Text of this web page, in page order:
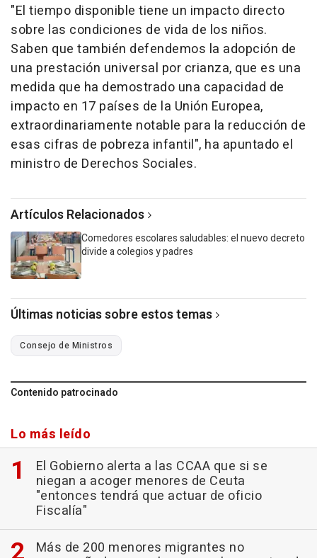
"El tiempo disponible tiene un impacto directo
sobre las condiciones de vida de los niños.
Saben que también defendemos la adopción de
una prestación universal por crianza, que es una
medida que ha demostrado una capacidad de
impacto en 17 países de la Unión Europea,
extraordinariamente notable para la reducción de
esas cifras de pobreza infantil", ha apuntado el
ministro de Derechos Sociales.
Artículos Relacionados
Comedores escolares saludables: el nuevo decreto
divide a colegios y padres
Últimas noticias sobre estos temas
Consejo de Ministros
Contenido patrocinado
Lo más leído
El Gobierno alerta a las CCAA que si se
niegan a acoger menores de Ceuta
"entonces tendrá que actuar de oficio
Fiscalía"
Más de 200 menores migrantes no